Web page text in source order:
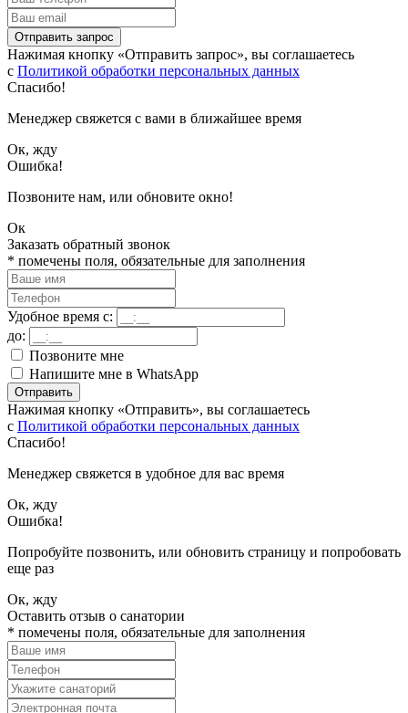
Отправить запрос
Нажимая кнопку «Отправить запрос», вы соглашаетесь
с Политикой обработки персональных данных
Спасибо!
Менеджер свяжется с вами в ближайшее время
Ок, жду
Ошибка!
Позвоните нам, или обновите окно!
Ок
Заказать обратный звонок
* помечены поля, обязательные для заполнения
Удобное время с:
до:
Позвоните мне
Напишите мне в WhatsApp
Отправить
Нажимая кнопку «Отправить», вы соглашаетесь
с Политикой обработки персональных данных
Спасибо!
Менеджер свяжется в удобное для вас время
Ок, жду
Ошибка!
Попробуйте позвонить, или обновить страницу и попробовать
еще раз
Ок, жду
Оставить отзыв о санатории
* помечены поля, обязательные для заполнения